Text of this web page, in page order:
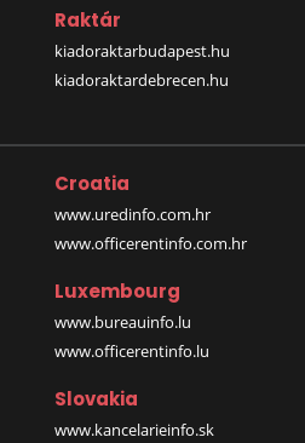
Raktár
kiadoraktarbudapest.hu
kiadoraktardebrecen.hu
Croatia
www.uredinfo.com.hr
www.officerentinfo.com.hr
Luxembourg
www.bureauinfo.lu
www.officerentinfo.lu
Slovakia
www.kancelarieinfo.sk